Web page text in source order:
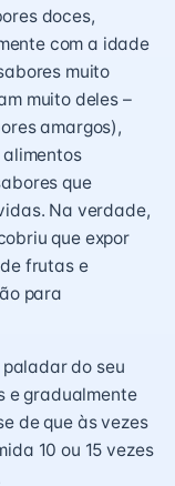
doces,
com a idade
muito
muito deles –
amargos),
que
Na verdade,
que expor
frutas e
para
do seu
e gradualmente
de que às vezes
10 ou 15 vezes